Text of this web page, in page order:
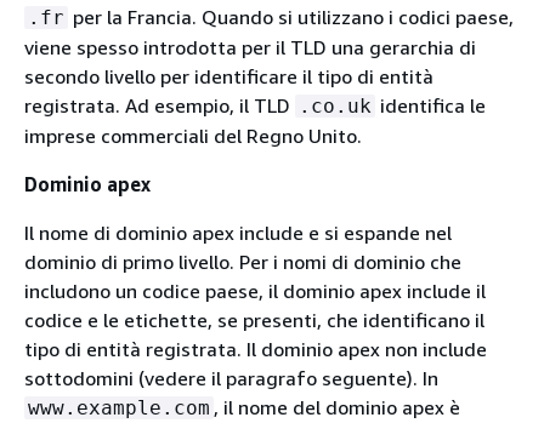
.fr per la Francia. Quando si utilizzano i codici paese,
viene spesso introdotta per il TLD una gerarchia di
secondo livello per identificare il tipo di entità
registrata. Ad esempio, il TLD .co.uk identifica le
imprese commerciali del Regno Unito.
Dominio apex
Il nome di dominio apex include e si espande nel
dominio di primo livello. Per i nomi di dominio che
includono un codice paese, il dominio apex include il
codice e le etichette, se presenti, che identificano il
tipo di entità registrata. Il dominio apex non include
sottodomini (vedere il paragrafo seguente). In
www.example.com , il nome del dominio apex è